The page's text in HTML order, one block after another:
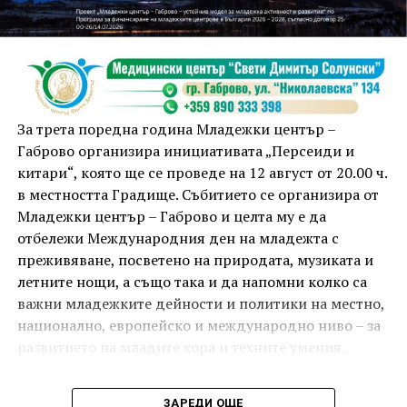
Инструкторката по пилатес и йога Йоанна Петрова
от FitLab ще се погрижи за добрия тонус с групова
тренировка от 19.00 ч., а след това ще има мозъчна
атака с куиз вечер за обща култура. Вечерта ще
приключи с прожекция на новия български
комедиен филм „Брънч за начинаещи“ – в парка,
под звездното дряновско небе.
За трета поредна година Младежки център –
Габрово организира инициативата „Персеиди и
китари“, която ще се проведе на 12 август от 20.00 ч.
в местността Градище. Събитието се организира от
Младежки център – Габрово и целта му е да
отбележи Международния ден на младежта с
преживяване, посветено на природата, музиката и
летните нощи, а също така и да напомни колко са
важни младежките дейности и политики на местно,
национално, европейско и международно ниво – за
Вечерта е в пика на метеорния поток „Персеиди“ –
ЗАРЕДИ ОЩЕ